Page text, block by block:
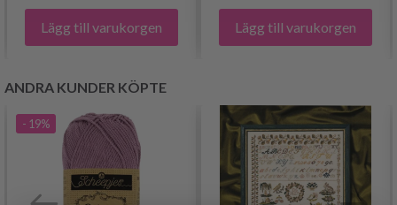
Lägg till varukorgen Lägg till varukorgen
ANDRA KUNDER KÖPTE
- 19%